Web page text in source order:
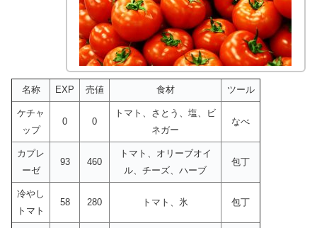
名称 EXP 売値 食材 ツール
ケチャ
ップ
0 0
トマト、さとう、塩、ビ
ネガー
なべ
カプレ
ーゼ
93 460
トマト、オリーブオイ
ル、チーズ、ハーブ
包丁
冷やし
トマト
58 280 トマト、氷 包丁